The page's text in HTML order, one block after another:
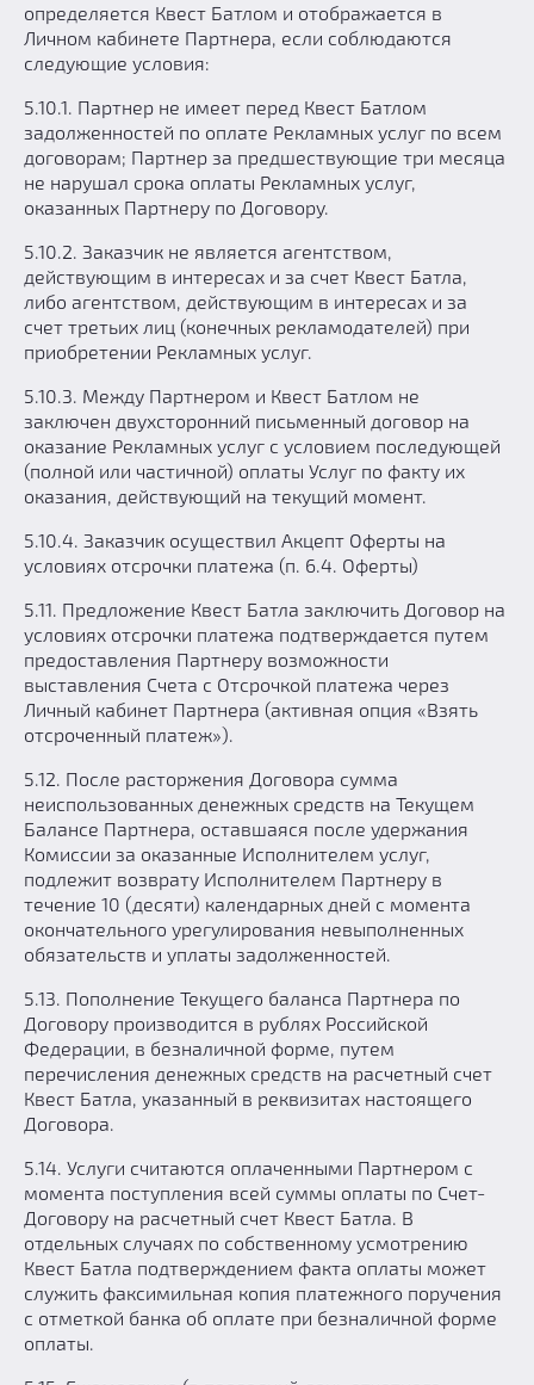
определяется Квест Батлом и отображается в
Личном кабинете Партнера, если соблюдаются
следующие условия:
5.10.1. Партнер не имеет перед Квест Батлом
задолженностей по оплате Рекламных услуг по всем
договорам; Партнер за предшествующие три месяца
не нарушал срока оплаты Рекламных услуг,
оказанных Партнеру по Договору.
5.10.2. Заказчик не является агентством,
действующим в интересах и за счет Квест Батла,
либо агентством, действующим в интересах и за
счет третьих лиц (конечных рекламодателей) при
приобретении Рекламных услуг.
5.10.3. Между Партнером и Квест Батлом не
заключен двухсторонний письменный договор на
оказание Рекламных услуг с условием последующей
(полной или частичной) оплаты Услуг по факту их
оказания, действующий на текущий момент.
5.10.4. Заказчик осуществил Акцепт Оферты на
условиях отсрочки платежа (п. 6.4. Оферты)
5.11. Предложение Квест Батла заключить Договор на
условиях отсрочки платежа подтверждается путем
предоставления Партнеру возможности
выставления Счета с Отсрочкой платежа через
Личный кабинет Партнера (активная опция «Взять
отсроченный платеж»).
5.12. После расторжения Договора сумма
неиспользованных денежных средств на Текущем
Балансе Партнера, оставшаяся после удержания
Комиссии за оказанные Исполнителем услуг,
подлежит возврату Исполнителем Партнеру в
течение 10 (десяти) календарных дней с момента
окончательного урегулирования невыполненных
обязательств и уплаты задолженностей.
5.13. Пополнение Текущего баланса Партнера по
Договору производится в рублях Российской
Федерации, в безналичной форме, путем
перечисления денежных средств на расчетный счет
Квест Батла, указанный в реквизитах настоящего
Договора.
5.14. Услуги считаются оплаченными Партнером с
момента поступления всей суммы оплаты по Счет-
Договору на расчетный счет Квест Батла. В
отдельных случаях по собственному усмотрению
Квест Батла подтверждением факта оплаты может
служить факсимильная копия платежного поручения
с отметкой банка об оплате при безналичной форме
оплаты.